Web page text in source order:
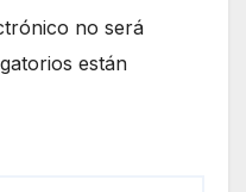
no será
están